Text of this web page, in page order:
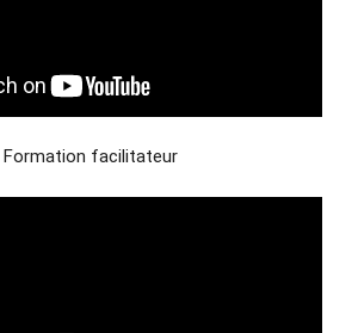
Formation facilitateur